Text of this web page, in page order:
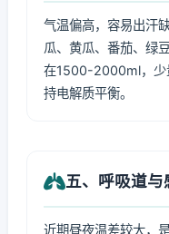
气温偏高，容易出汗
瓜、黄瓜、番茄、绿
在1500-2000ml，少
持电解质平衡。
五、呼吸道与
近期昼夜温差较大，